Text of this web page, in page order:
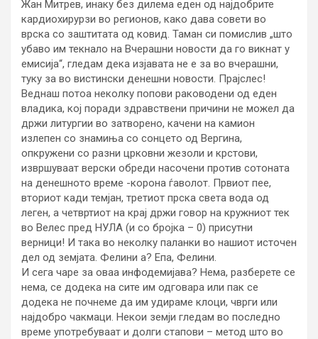
Жан Митрев, инаку без дилема еден од најдобрите
кардиохирурзи во регионов, како дава совети во
врска со заштитата од ковид. Таман си помислив „што
убаво им текнало на Вчерашни новости да го викнат у
емисија“, гледам дека изјавата не е за во вчерашни,
туку за во вистински денешни новости. Прајслес!
Веднаш потоа неколку попови раководени од еден
владика, кој поради здравствени причини не можел да
држи литургии во затворено, качени на камион
излепен со знамиња со сонцето од Вергина,
опкружени со разни црковни жезоли и крстови,
извршуваат верски обреди насочени против сотоната
на денешното време -корона ѓаволот. Првиот пее,
вториот кади темјан, третиот прска света вода од
леген, а четвртиот на крај држи говор на кружниот тек
во Велес пред НУЛА (и со бројка – 0) присутни
верници! И така во неколку паланки во нашиот источен
дел од земјата. Фелини а? Епа, Фелини.
И сега чаре за оваа инфодемијава? Нема, разберете се
нема, се додека на сите им одговара или пак се
додека не почнеме да им удираме клоци, чврги или
најдобро чакмаци. Некои земји гледам во последно
време употребуваат и долги стапови – метод што во